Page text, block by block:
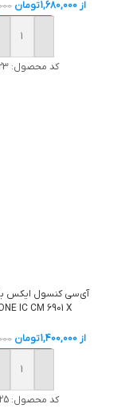
از 1,680,000تومان
خرید
کد محصول:
آی‌سی کنسول ایکس
IC CM 6901 X
از1,400,000تومان
خرید
کد محصول: